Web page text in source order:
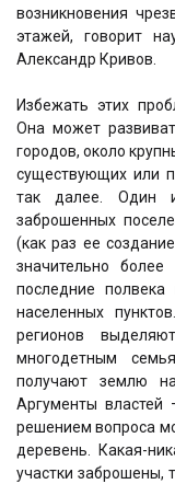
возникновения
этажей, говорит
Александр Кривов.
Избежать этих
Она может
городов, около
существующих или
так далее. Один
заброшенных
(как раз ее
значительно
последние
населенных
регионов
многодетным
получают землю
Аргументы властей
решением вопроса
деревень. Какая-
участки заброшены,